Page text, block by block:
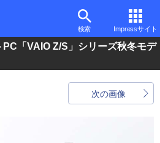
検索 Impressサイト
「VAIO Z/S」シリーズ秋冬モデ
次の画像